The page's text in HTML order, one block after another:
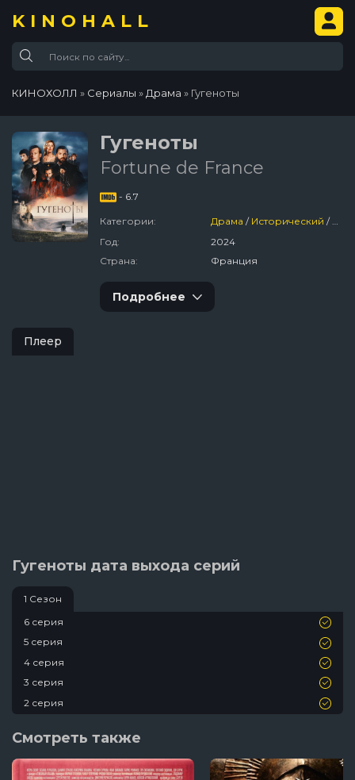
KINOHALL
КИНОХОЛЛ » Сериалы » Драма » Гугеноты
Гугеноты
Fortune de France
- 6.7
Категории: Драма / Исторический /
Год:
2024
Страна:
Франция
Подробнее
Плеер
Гугеноты дата выхода серий
1 Сезон
6 серия
5 серия
4 серия
3 серия
2 серия
Смотреть также